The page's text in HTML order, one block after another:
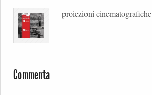
proiezioni cinematografiche
Commenta